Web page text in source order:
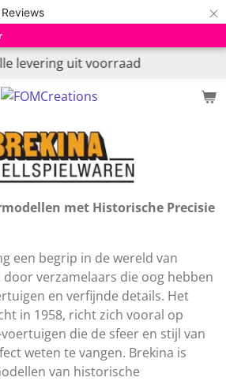
Reviews ×
levering uit voorraad
met Historische Precisie
een begrip in de wereld van
verzamelaars die oog hebben
en verfijnde details. Het
in 1958, richt zich vooral op
die de sfeer en stijl van
weten te vangen. Brekina is
van historische